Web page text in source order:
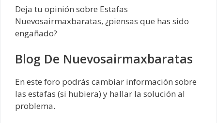
Deja tu opinión sobre Estafas
Nuevosairmaxbaratas, ¿piensas que has sido
engañado?
Blog De Nuevosairmaxbaratas
En este foro podrás cambiar información sobre
las estafas (si hubiera) y hallar la solución al
problema.